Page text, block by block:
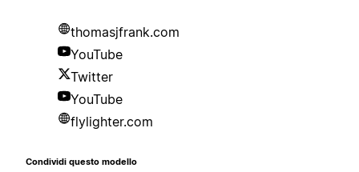
thomasjfrank.com
YouTube
Twitter
YouTube
flylighter.com
Condividi questo modello